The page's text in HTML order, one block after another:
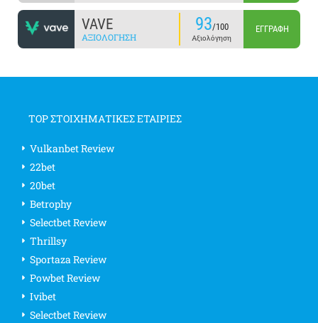
VAVE
ΑΞΙΟΛΌΓΗΣΗ
93/100
Αξιολόγηση
ΕΓΓΡΑΦΉ
TOP ΣΤΟΙΧΗΜΑΤΙΚΕΣ ΕΤΑΙΡΙΕΣ
Vulkanbet Review
22bet
20bet
Betrophy
Selectbet Review
Thrillsy
Sportaza Review
Powbet Review
Ivibet
Selectbet Review